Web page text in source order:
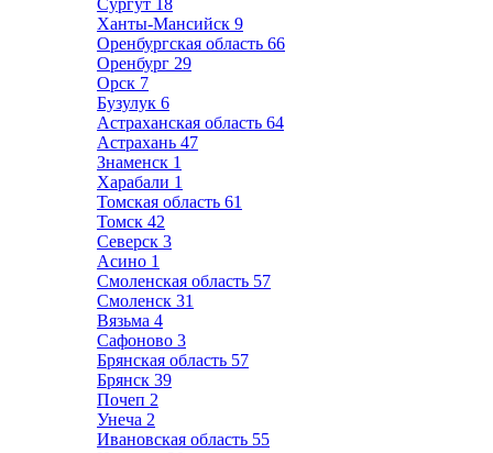
Сургут 18
Ханты-Мансийск 9
Оренбургская область 66
Оренбург 29
Орск 7
Бузулук 6
Астраханская область 64
Астрахань 47
Знаменск 1
Харабали 1
Томская область 61
Томск 42
Северск 3
Асино 1
Смоленская область 57
Смоленск 31
Вязьма 4
Сафоново 3
Брянская область 57
Брянск 39
Почеп 2
Унеча 2
Ивановская область 55